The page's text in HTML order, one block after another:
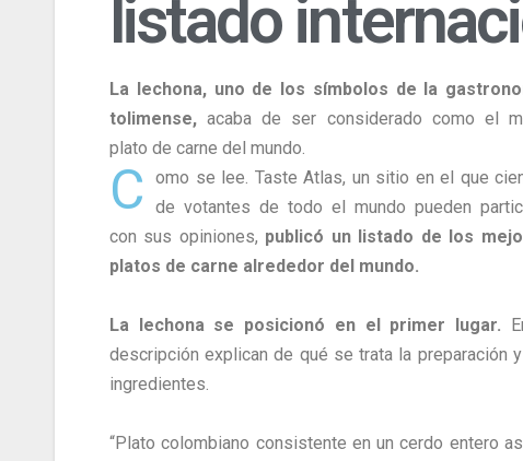
listado
La lechona, uno de los símbolos de la
tolimense, acaba de ser considerado como el
plato de carne del mundo.
C
omo se lee. Taste Atlas, un sitio en el que
de votantes de todo el mundo pueden
con sus opiniones, publicó un listado de los
platos de carne alrededor del mundo.
La lechona se posicionó en el primer lugar.
descripción explican de qué se trata la preparación
ingredientes.
“Plato colombiano consistente en un cerdo entero